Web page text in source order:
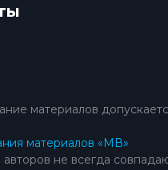
материалов
материалов «МВ»
не всегда